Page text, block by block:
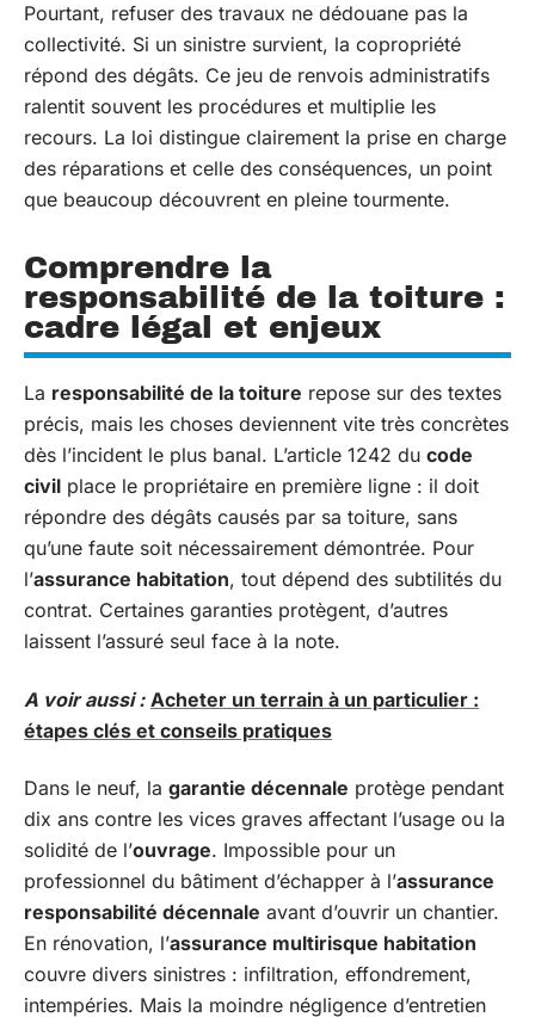
Pourtant, refuser des travaux ne dédouane pas la
collectivité. Si un sinistre survient, la copropriété
répond des dégâts. Ce jeu de renvois administratifs
ralentit souvent les procédures et multiplie les
recours. La loi distingue clairement la prise en charge
des réparations et celle des conséquences, un point
que beaucoup découvrent en pleine tourmente.
Comprendre la
responsabilité de la toiture :
cadre légal et enjeux
La responsabilité de la toiture repose sur des textes
précis, mais les choses deviennent vite très concrètes
dès l’incident le plus banal. L’article 1242 du code
civil place le propriétaire en première ligne : il doit
répondre des dégâts causés par sa toiture, sans
qu’une faute soit nécessairement démontrée. Pour
l’assurance habitation, tout dépend des subtilités du
contrat. Certaines garanties protègent, d’autres
laissent l’assuré seul face à la note.
A voir aussi : Acheter un terrain à un particulier :
étapes clés et conseils pratiques
Dans le neuf, la garantie décennale protège pendant
dix ans contre les vices graves affectant l’usage ou la
solidité de l’ouvrage. Impossible pour un
professionnel du bâtiment d’échapper à l’assurance
responsabilité décennale avant d’ouvrir un chantier.
En rénovation, l’assurance multirisque habitation
couvre divers sinistres : infiltration, effondrement,
intempéries. Mais la moindre négligence d’entretien